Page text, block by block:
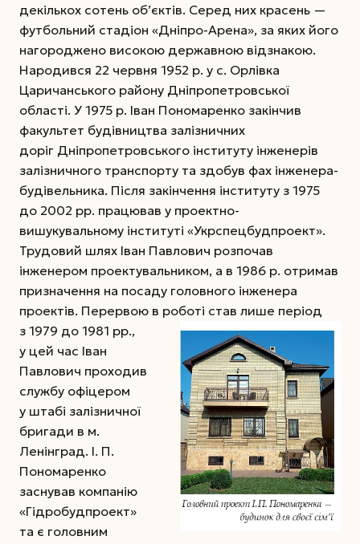
декількох сотень об’єктів. Серед них кра­сень —
футбольний стадіон «Дніпро-Арена», за яких його
нагороджено високою державною відзнакою.
Народився 22 червня 1952 р. у с. Орлівка
Царичанського району Дніпропетровської
області. У 1975 р. Іван Пономаренко закінчив
факультет будівництва залізничних
доріг Дніпропетровського інституту інженерів
залізничного транс­порту та здобув фах інженера-
будівельника. Після закінчення інституту з 1975
до 2002 рр. працював у проектно-
вишукувальному інституті «Укрспецбудпроект».
Трудовий шлях Іван Павлович розпочав
інженером проектувальником, а в 1986 р. отримав
призначення на посаду головного інженера
проектів. Перервою в роботі став лише період
з 1979 до 1981 рр.,
у цей час Іван
Павлович проходив
службу офіцером
у штабі залізничної
бригади в м.
Ленінград. І. П.
Пономаренко
заснував компанію
«Гідро­будпроект»
та є головним